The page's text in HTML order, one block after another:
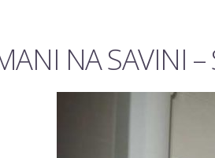
NA SAVINI –